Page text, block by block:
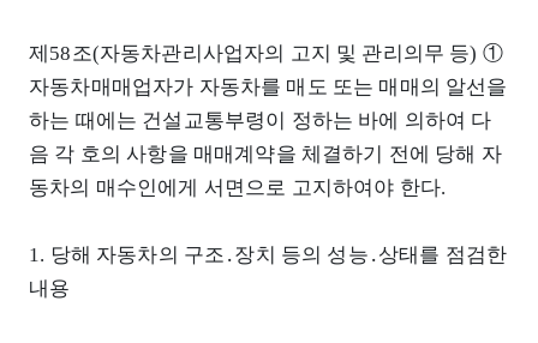
제58조(자동차관리사업자의 고지 및 관리의무 등) ①
자동차매매업자가 자동차를 매도 또는 매매의 알선을
하는 때에는 건설교통부령이 정하는 바에 의하여 다
음 각 호의 사항을 매매계약을 체결하기 전에 당해 자
동차의 매수인에게 서면으로 고지하여야 한다.
1. 당해 자동차의 구조․장치 등의 성능․상태를 점검한
내용